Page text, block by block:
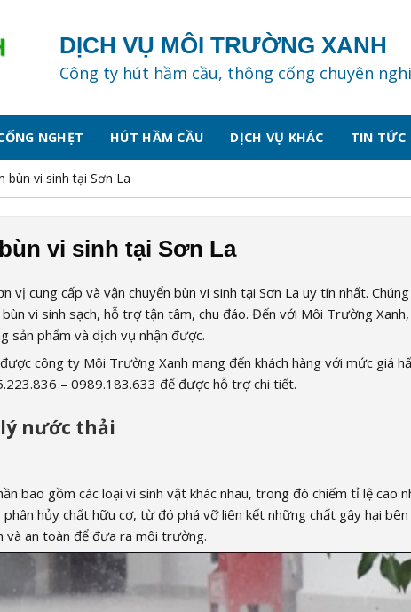
DỊCH VỤ MÔI TRƯỜNG XANH
Công ty hút hầm cầu, thông cống chuyên
NGHẸT HÚT HẦM CẦU DỊCH VỤ KHÁC TIN TỨC
bùn vi sinh tại Sơn La
vi sinh tại Sơn La
vị cung cấp và vận chuyển bùn vi sinh tại Sơn La uy tín nhất.
vi sinh sạch, hỗ trợ tận tâm, chu đáo. Đến với Môi Trường Xanh,
sản phẩm và dịch vụ nhận được.
công ty Môi Trường Xanh mang đến khách hàng với mức giá
– 0989.183.633 để được hỗ trợ chi tiết.
nước thải
bao gồm các loại vi sinh vật khác nhau, trong đó chiếm tỉ lệ cao
phân hủy chất hữu cơ, từ đó phá vỡ liên kết những chất gây hại bên
và an toàn để đưa ra môi trường.